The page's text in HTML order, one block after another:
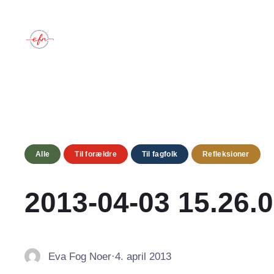
indhold
Alle Til forældre Til fagfolk Refleksioner
2013-04-03
Eva Fog Noer·4. april 2013